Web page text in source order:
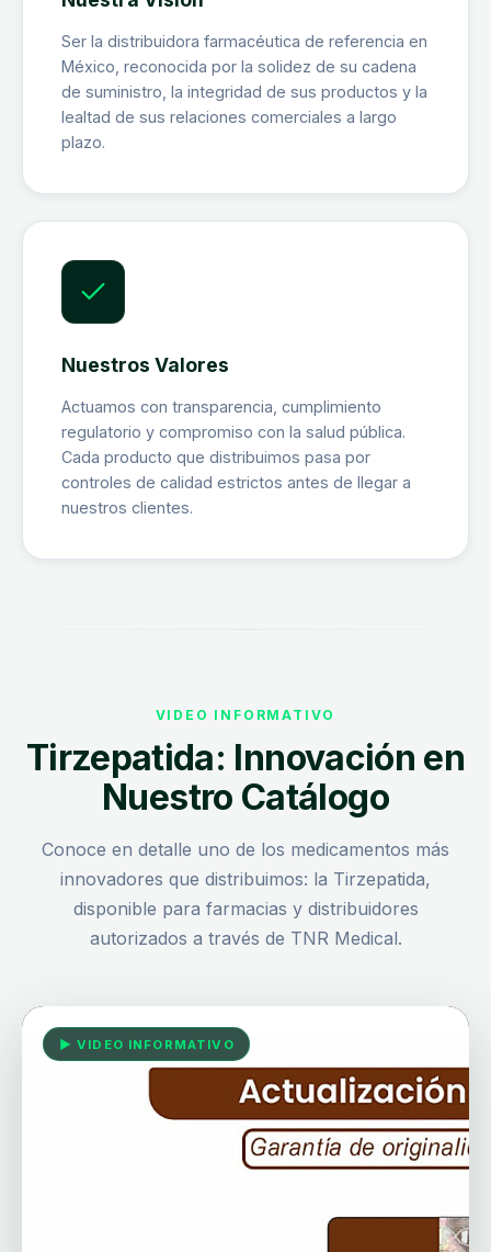
Ser la distribuidora farmacéutica de referencia en
México, reconocida por la solidez de su cadena
de suministro, la integridad de sus productos y la
lealtad de sus relaciones comerciales a largo
plazo.
Nuestros Valores
Actuamos con transparencia, cumplimiento
regulatorio y compromiso con la salud pública.
Cada producto que distribuimos pasa por
controles de calidad estrictos antes de llegar a
nuestros clientes.
VIDEO INFORMATIVO
Tirzepatida: Innovación en
Nuestro Catálogo
Conoce en detalle uno de los medicamentos más
innovadores que distribuimos: la Tirzepatida,
disponible para farmacias y distribuidores
autorizados a través de TNR Medical.
▶ VIDEO INFORMATIVO